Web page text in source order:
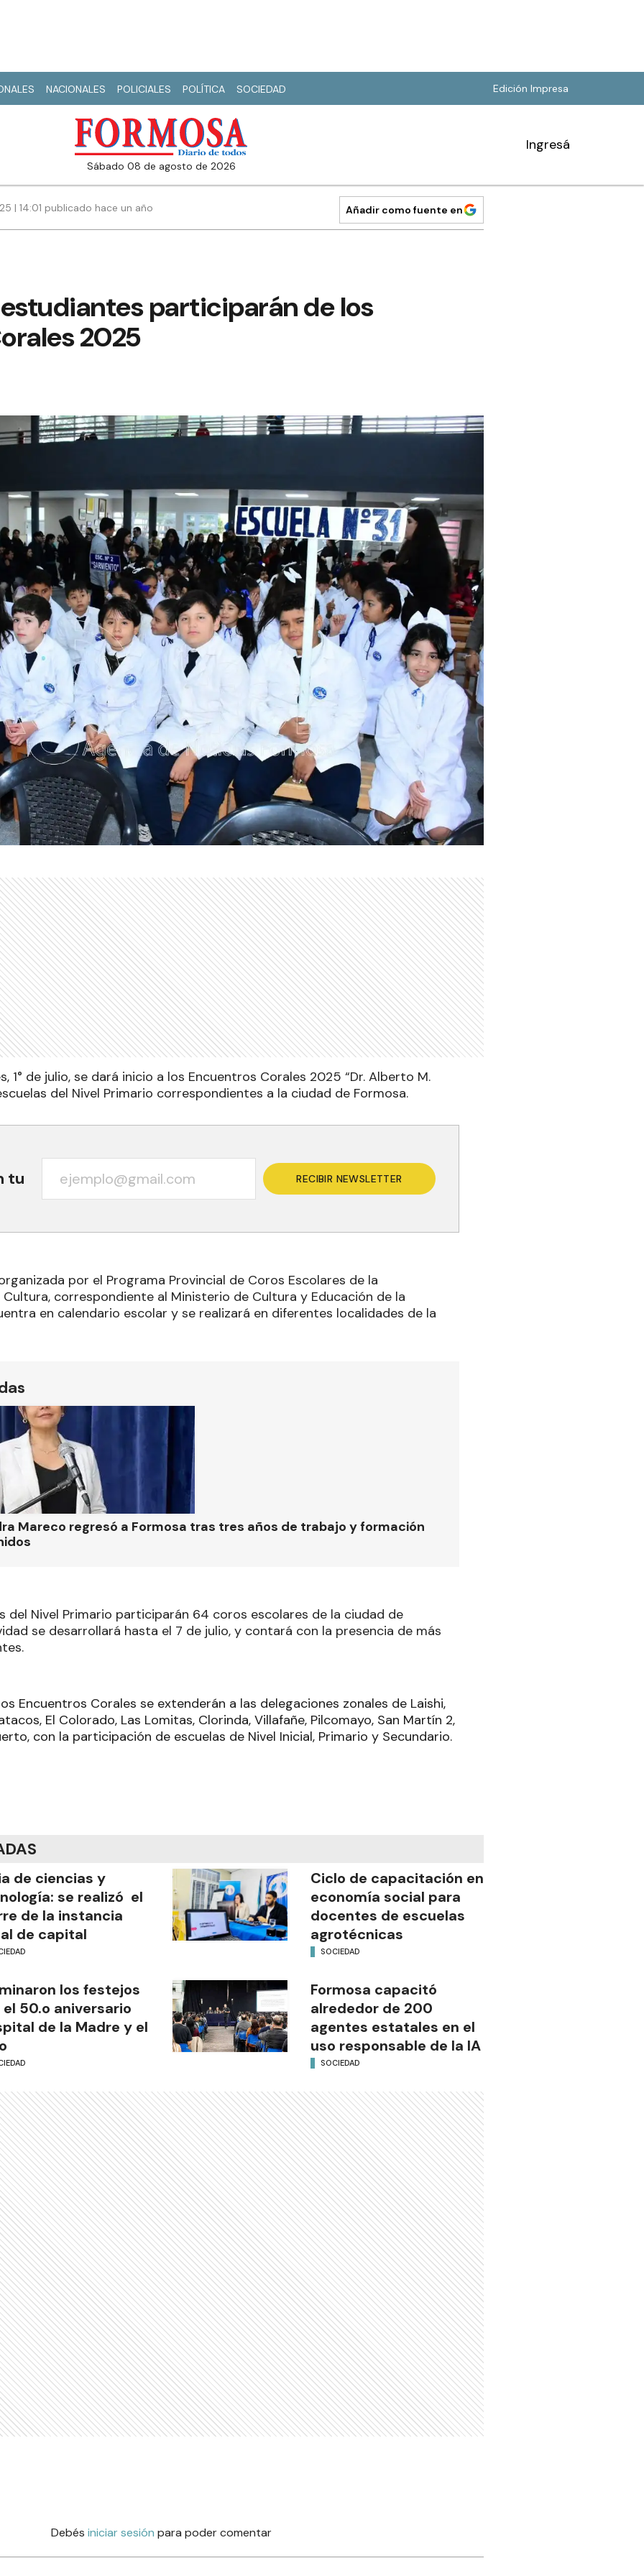
NACIONALES POLICIALES POLÍTICA SOCIEDAD Edición Impresa
sábado 08 de agosto de 2026
Ingresá
| 14:01 publicado hace un año Añadir como fuente en
participarán de los
2025
1° de julio, se dará inicio a los Encuentros Corales 2025 “Dr. Alberto M.
del Nivel Primario correspondientes a la ciudad de Formosa.
tu RECIBIR NEWSLETTER
por el Programa Provincial de Coros Escolares de la
correspondiente al Ministerio de Cultura y Educación de la
en calendario escolar y se realizará en diferentes localidades de la
Mareco regresó a Formosa tras tres años de trabajo y formación
del Nivel Primario participarán 64 coros escolares de la ciudad de
se desarrollará hasta el 7 de julio, y contará con la presencia de más
Encuentros Corales se extenderán a las delegaciones zonales de Laishi,
El Colorado, Las Lomitas, Clorinda, Villafañe, Pilcomayo, San Martín 2,
con la participación de escuelas de Nivel Inicial, Primario y Secundario.
de ciencias y
se realizó el
de la instancia
de capital
Ciclo de capacitación en
economía social para
docentes de escuelas
agrotécnicas
SOCIEDAD
los festejos
50.o aniversario
de la Madre y el
Formosa capacitó
alrededor de 200
agentes estatales en el
uso responsable de la IA
SOCIEDAD
Debés iniciar sesión para poder comentar